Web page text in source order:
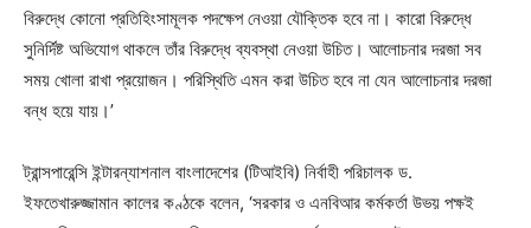
বিরুদ্ধে কোনো প্রতিহিংসামূলক পদক্ষেপ নেওয়া যৌক্তিক হবে না। কারো বিরুদ্ধে
সুনির্দিষ্ট অভিযোগ থাকলে তাঁর বিরুদ্ধে ব্যবস্থা নেওয়া উচিত। আলোচনার দরজা সব
সময় খোলা রাখা প্রয়োজন। পরিস্থিতি এমন করা উচিত হবে না যেন আলোচনার দরজা
বন্ধ হয়ে যায়।’
ট্রান্সপারেন্সি ইন্টারন্যাশনাল বাংলাদেশের (টিআইবি) নির্বাহী পরিচালক ড.
ইফতেখারুজ্জামান কালের কণ্ঠকে বলেন, ‘সরকার ও এনবিআর কর্মকর্তা উভয় পক্ষই